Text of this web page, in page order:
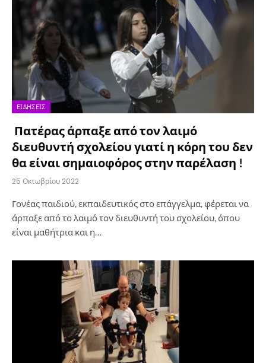
ΕΙΔΉΣΕΙΣ
Πατέρας άρπαξε από τον λαιμό
διευθυντή σχολείου γιατί η κόρη του δεν
θα είναι σημαιοφόρος στην παρέλαση !
25 Οκτωβρίου 2022
Γονέας παιδιού, εκπαιδευτικός στο επάγγελμα, φέρεται να
άρπαξε από το λαιμό τον διευθυντή του σχολείου, όπου
είναι μαθήτρια και η…